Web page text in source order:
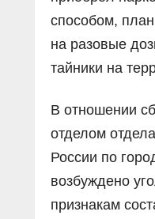
способом,
на разовые
тайники на
В отношении
отделом
России по
возбуждено
признакам